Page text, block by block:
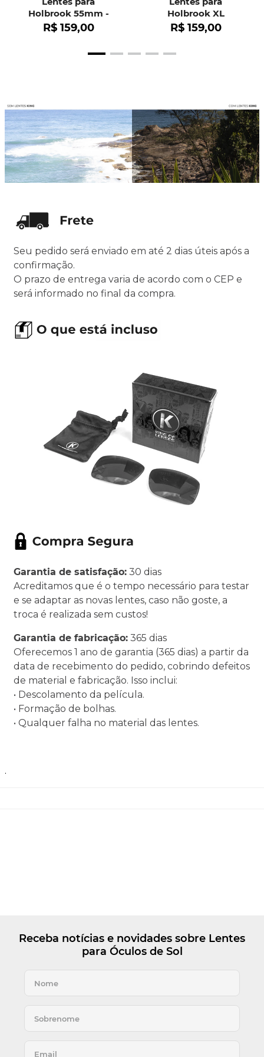
Holbrook 55mm -
OO9102
R$ 159,00
Holbrook XL
R$ 159,00
Seu pedido será enviado em até 2 dias úteis após a
confirmação.
O prazo de entrega varia de acordo com o CEP e
será informado no final da compra.
Garantia de satisfação: 30 dias
Acreditamos que é o tempo necessário para testar
e se adaptar as novas lentes, caso não goste, a
troca é realizada sem custos!
Garantia de fabricação: 365 dias
Oferecemos 1 ano de garantia (365 dias) a partir da
data de recebimento do pedido, cobrindo defeitos
de material e fabricação. Isso inclui:
• Descolamento da película.
• Formação de bolhas.
• Qualquer falha no material das lentes.
.
Receba notícias e novidades sobre Lentes
para Óculos de Sol